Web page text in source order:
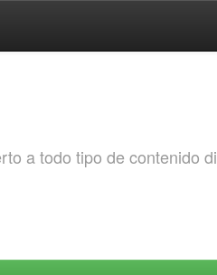
a todo tipo de contenido